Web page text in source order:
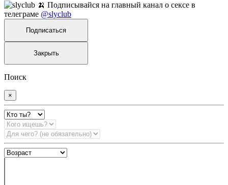
🍌 Подписывайся на главный канал о сексе в
телеграме @slyclub
Подписаться
Закрыть
Поиск
×